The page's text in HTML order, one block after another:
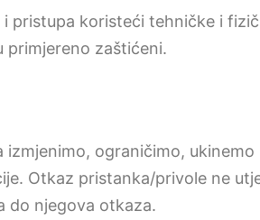
pristupa koristeći tehničke i
primjereno zaštićeni.
izmjenimo, ograničimo, ukinemo
Otkaz pristanka/privole ne
do njegova otkaza.